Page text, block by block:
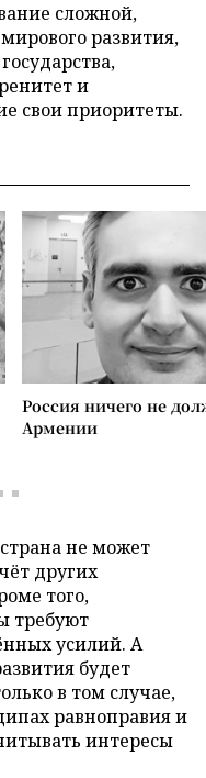
сложной,
развития,
и
свои приоритеты.
Россия ничего не
Армении
не может
других
того,
требуют
усилий. А
будет
в том случае,
равноправия и
интересы